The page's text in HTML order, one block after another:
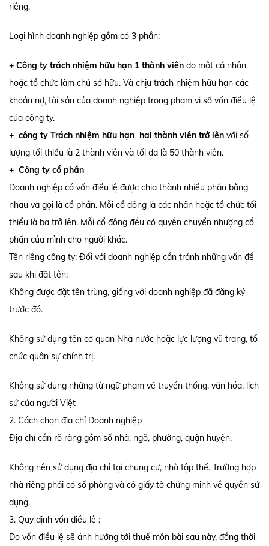
riêng.
Loại hình doanh nghiệp gồm có 3 phần:
+ Công ty trách nhiệm hữu hạn 1 thành viên do một cá nhân
hoặc tổ chức làm chủ sở hữu. Và chịu trách nhiệm hữu hạn các
khoản nợ, tài sản của doanh nghiệp trong phạm vi số vốn điều lệ
của công ty.
+ công ty Trách nhiệm hữu hạn hai thành viên trở lên với số
lượng tối thiểu là 2 thành viên và tối đa là 50 thành viên.
+ Công ty cổ phần
Doanh nghiệp có vốn điều lệ được chia thành nhiều phần bằng
nhau và gọi là cổ phần. Mỗi cổ đông là các nhân hoặc tổ chức tối
thiểu là ba trở lên. Mỗi cổ đông đều có quyền chuyển nhượng cổ
phần của mình cho người khác.
Tên riêng công ty: Đối với doanh nghiệp cần tránh những vấn đề
sau khi đặt tên:
Không được đặt tên trùng, giống với doanh nghiệp đã đăng ký
trước đó.
Không sử dụng tên cơ quan Nhà nước hoặc lực lượng vũ trang, tổ
chức quân sự chính trị.
Không sử dụng những từ ngữ phạm về truyền thống, văn hóa, lịch
sử của người Việt
2. Cách chọn địa chỉ Doanh nghiệp
Địa chỉ cần rõ ràng gồm số nhà, ngõ, phường, quận huyện.
Không nên sử dụng địa chỉ tại chung cư, nhà tập thể. Trường hợp
nhà riêng phải có số phòng và có giấy tờ chứng minh về quyền sử
dụng.
3. Quy định vốn điều lệ :
Do vốn điều lệ sẽ ảnh hưởng tới thuế môn bài sau này, đồng thời